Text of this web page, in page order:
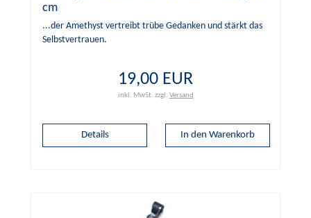
cm
...der Amethyst vertreibt trübe Gedanken und stärkt das
Selbstvertrauen.
19,00 EUR
inkl. MwSt. zzgl. Versand
Details